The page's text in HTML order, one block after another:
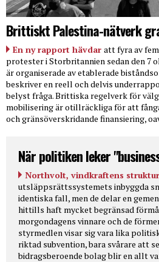
Brittiskt Palestina-nätverk
En ny rapport hävdar att fyra av
protester i Storbritannien sedan den 7
är organiserade av etablerade
beskriver en reell och delvis
belyst fråga. Brittiska regelverk för
mobilisering är otillräckliga för att
och gränsöverskridande finansiering,
När politiken leker
Northvolt, vindkraftens
utsläppsrättssystemets inbyggda
identiska fall, men de delar en
hittills haft mycket begränsad
morgondagens vinnare och de
styrmedlen visar sig vara lika
riktad subvention, bara svårare att
bidragsberoende bolag blir en allt